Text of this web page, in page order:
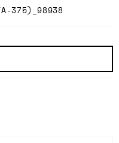
375)_98938